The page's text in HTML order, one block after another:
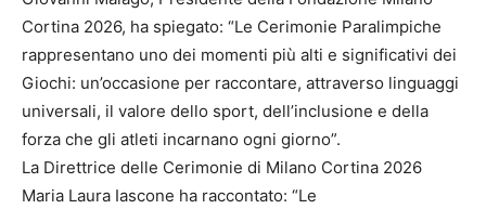
Cortina 2026, ha spiegato: “Le Cerimonie Paralimpiche
rappresentano uno dei momenti più alti e significativi dei
Giochi: un’occasione per raccontare, attraverso linguaggi
universali, il valore dello sport, dell’inclusione e della
forza che gli atleti incarnano ogni giorno”.
La Direttrice delle Cerimonie di Milano Cortina 2026
Maria Laura Iascone ha raccontato: “Le